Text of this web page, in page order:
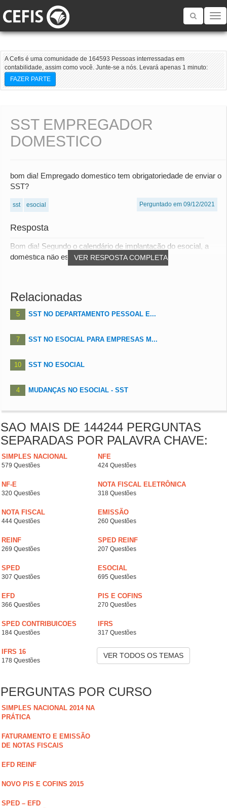
Toggle
A Cefis é uma comunidade de 164593 Pessoas interressadas em
contabilidade, assim como você. Junte-se a nós. Levará apenas 1 minuto:
FAZER PARTE
SST EMPREGADOR
DOMESTICO
bom dia! Empregado domestico tem obrigatoriedade de enviar o
SST?
sst esocial Perguntado em 09/12/2021
Resposta
VER RESPOSTA COMPLETA
Bom dia! Segundo o calendário de implantação do esocial, a
doméstica não está obrigada.
Relacionadas
5 SST NO DEPARTAMENTO PESSOAL E...
7 SST NO ESOCIAL PARA EMPRESAS M...
10 SST NO ESOCIAL
4 MUDANÇAS NO ESOCIAL - SST
SAO MAIS DE 144244 PERGUNTAS
SEPARADAS POR PALAVRA CHAVE:
SIMPLES NACIONAL
579 Questões
NFE
424 Questões
NF-E
320 Questões
NOTA FISCAL ELETRÔNICA
318 Questões
NOTA FISCAL
444 Questões
EMISSÃO
260 Questões
REINF
269 Questões
SPED REINF
207 Questões
SPED
307 Questões
ESOCIAL
695 Questões
EFD
366 Questões
PIS E COFINS
270 Questões
SPED CONTRIBUICOES
184 Questões
IFRS
317 Questões
IFRS 16
178 Questões
VER TODOS OS TEMAS
PERGUNTAS POR CURSO
SIMPLES NACIONAL 2014 NA
PRÁTICA
FATURAMENTO E EMISSÃO
DE NOTAS FISCAIS
EFD REINF
NOVO PIS E COFINS 2015
SPED – EFD